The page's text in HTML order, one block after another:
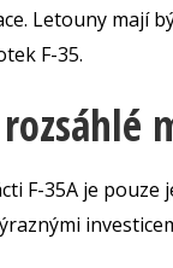
Letouny mají
F-35.
F-35A je